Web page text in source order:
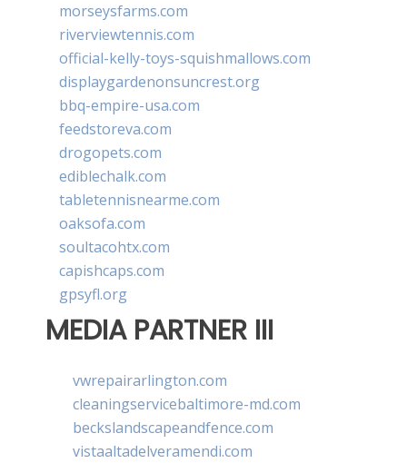
morseysfarms.com
riverviewtennis.com
official-kelly-toys-squishmallows.com
displaygardenonsuncrest.org
bbq-empire-usa.com
feedstoreva.com
drogopets.com
ediblechalk.com
tabletennisnearme.com
oaksofa.com
soultacohtx.com
capishcaps.com
gpsyfl.org
MEDIA PARTNER III
vwrepairarlington.com
cleaningservicebaltimore-md.com
beckslandscapeandfence.com
vistaaltadelveramendi.com